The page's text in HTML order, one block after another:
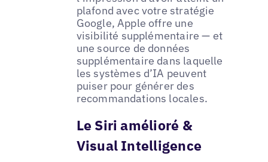
plafond avec votre stratégie
Google, Apple offre une
visibilité supplémentaire — et
une source de données
supplémentaire dans laquelle
les systèmes d’IA peuvent
puiser pour générer des
recommandations locales.
Le Siri amélioré &
Visual Intelligence